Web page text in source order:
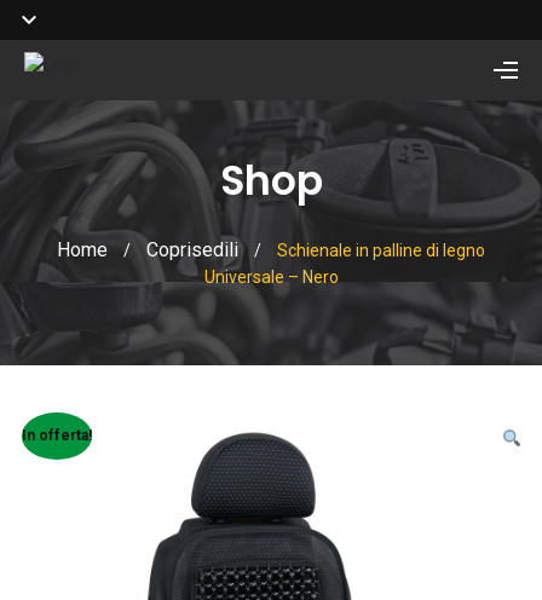
Shop
Home / Coprisedili /
Schienale in palline di legno
Universale – Nero
In offerta!